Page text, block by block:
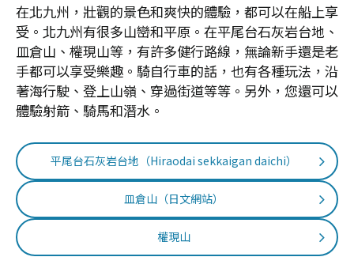
在北九州，壯觀的景色和爽快的體驗，都可以在船上享
受。北九州有很多山巒和平原。在平尾台石灰岩台地、
皿倉山、權現山等，有許多健行路線，無論新手還是老
手都可以享受樂趣。騎自行車的話，也有各種玩法，沿
著海行駛、登上山嶺、穿過街道等等。另外，您還可以
體驗射箭、騎馬和潛水。
平尾台石灰岩台地（Hiraodai sekkaigan daichi）
皿倉山（日文網站）
權現山